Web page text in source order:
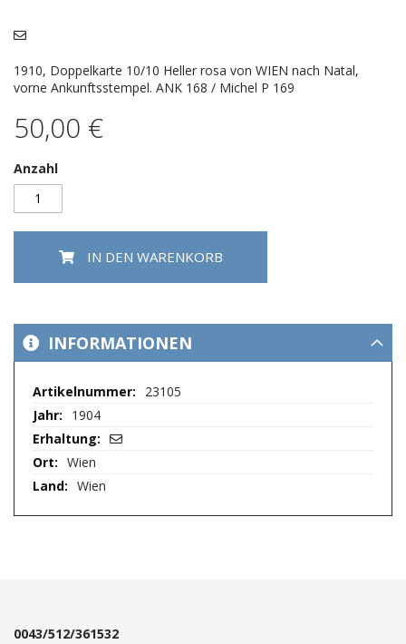
1910, Doppelkarte 10/10 Heller rosa von WIEN nach Natal,
vorne Ankunftsstempel. ANK 168 / Michel P 169
50,00 €
Anzahl
IN DEN WARENKORB
springen
INFORMATIONEN
Mehr
23105
1904
Wien
Wien
0043/512/361532